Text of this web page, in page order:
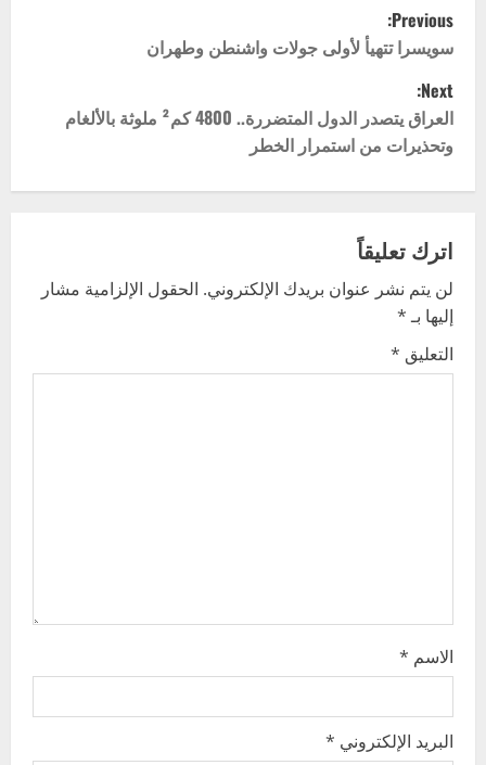
P
o
s
t
n
a
v
i
g
Previous:
سويسرا تتهيأ لأولى جولات واشنطن وطهران
Next:
العراق يتصدر الدول المتضررة.. 4800 كم² ملوثة بالألغام
وتحذيرات من استمرار الخطر
اترك تعليقاً
لن يتم نشر عنوان بريدك الإلكتروني. الحقول الإلزامية مشار
إليها بـ*
التعليق *
الاسم *
البريد الإلكتروني *